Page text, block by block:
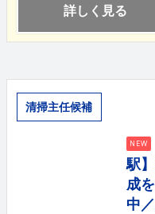
詳しく見る
清掃主任候補
NEW
駅
成
中